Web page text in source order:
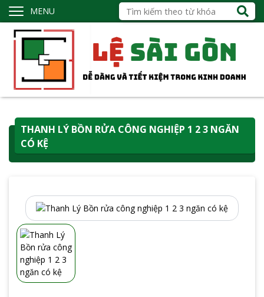
MENU
THANH LÝ BỒN RỬA CÔNG NGHIỆP 1 2 3 NGĂN
CÓ KỆ